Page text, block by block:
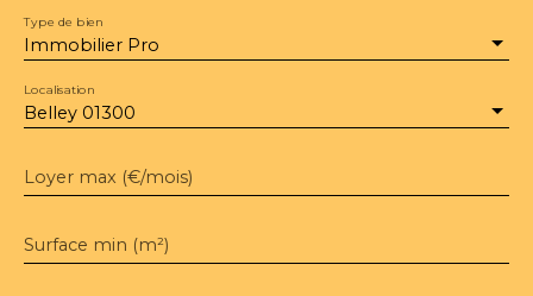
Immobilier Pro
Type de bien
Belley 01300
Localisation
Loyer max (€/mois)
Surface min (m²)